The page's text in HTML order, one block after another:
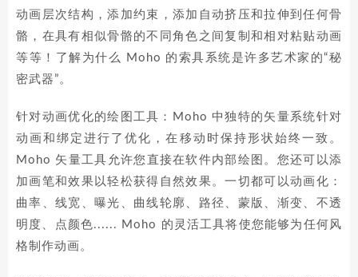
动画层次结构，添加约束，添加自动挤压和拉伸到任何骨
骼，在具有相似骨骼的不同角色之间复制和相对粘贴动画
等等！了解为什么 Moho 的索具系统是许多艺术家的“秘
密武器”。
针对动画优化的绘图工具：Moho 中独特的矢量系统针对
动画和绑定进行了优化，在移动时保持形状始终一致。
Moho 矢量工具允许您直接在软件内部绘图。您还可以添
加画笔和效果以轻松获得自然效果。一切都可以动画化：
曲率、线宽、曝光、曲线轮廓、路径、蒙版、渐变、不透
明度、点颜色...... Moho 的灵活工具将使您能够为任何风
格制作动画。